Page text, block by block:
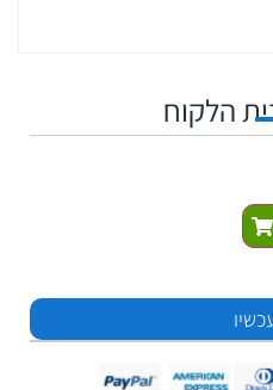
הלקוח